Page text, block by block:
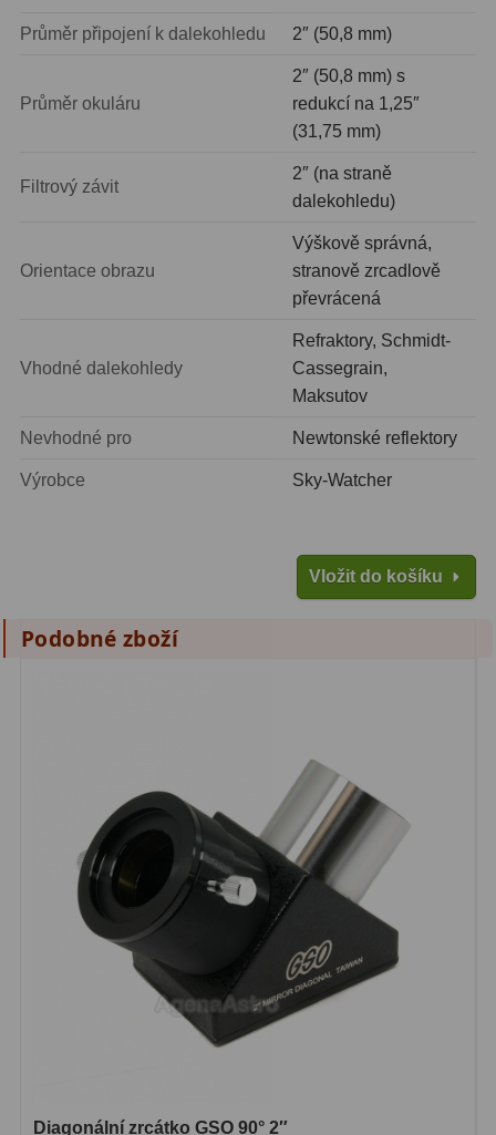
Zrcátka a hranoly 60
Pozorovací dalekohledy
Turistické24
Pro pozorování přírody a
ornitologie
Astronomické
14
Divadelní 2
Univerzální41
Dálkoměry a Noční vidění
Průměr připojení k dalekohledu 2″ (50,8 mm)
Průměr okuláru
2″ (50,8 mm) s
redukcí na 1,25″
(31,75 mm)
Filtrový závit
2″ (na straně
dalekohledu)
Orientace obrazu
Výškově správná,
stranově zrcadlově
převrácená
Vhodné dalekohledy
Refraktory, Schmidt-
Cassegrain,
Maksutov
Nevhodné pro Newtonské reflektory
Výrobce Sky-Watcher
Vložit do košíku
Podobné zboží
Diagonální zrcátko GSO 90° 2″